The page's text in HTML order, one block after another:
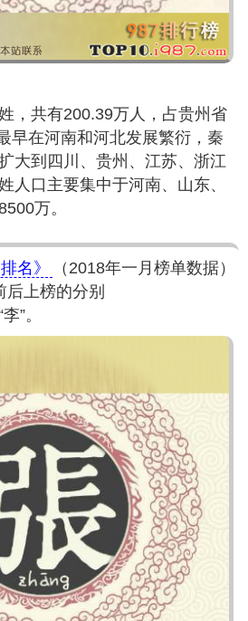
，共有200.39万人，占贵州省
早在河南和河北发展繁衍，秦
大到四川、贵州、江苏、浙江
人口主要集中于河南、山东、
万。
名》
（2018年一月榜单数据）
后上榜的分别
”。